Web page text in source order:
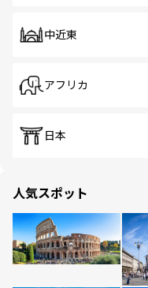
中近東
アフリカ
日本
人気スポット